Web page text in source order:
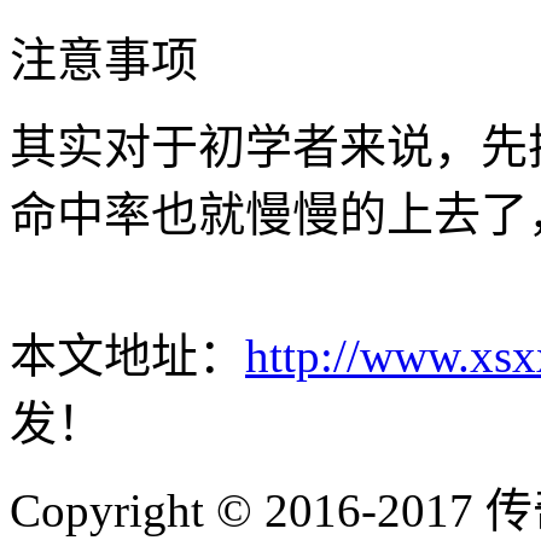
注意事项
其实对于初学者来说，
命中率也就慢慢的上去
本文地址： http://
发！
Copyright © 2016-2017